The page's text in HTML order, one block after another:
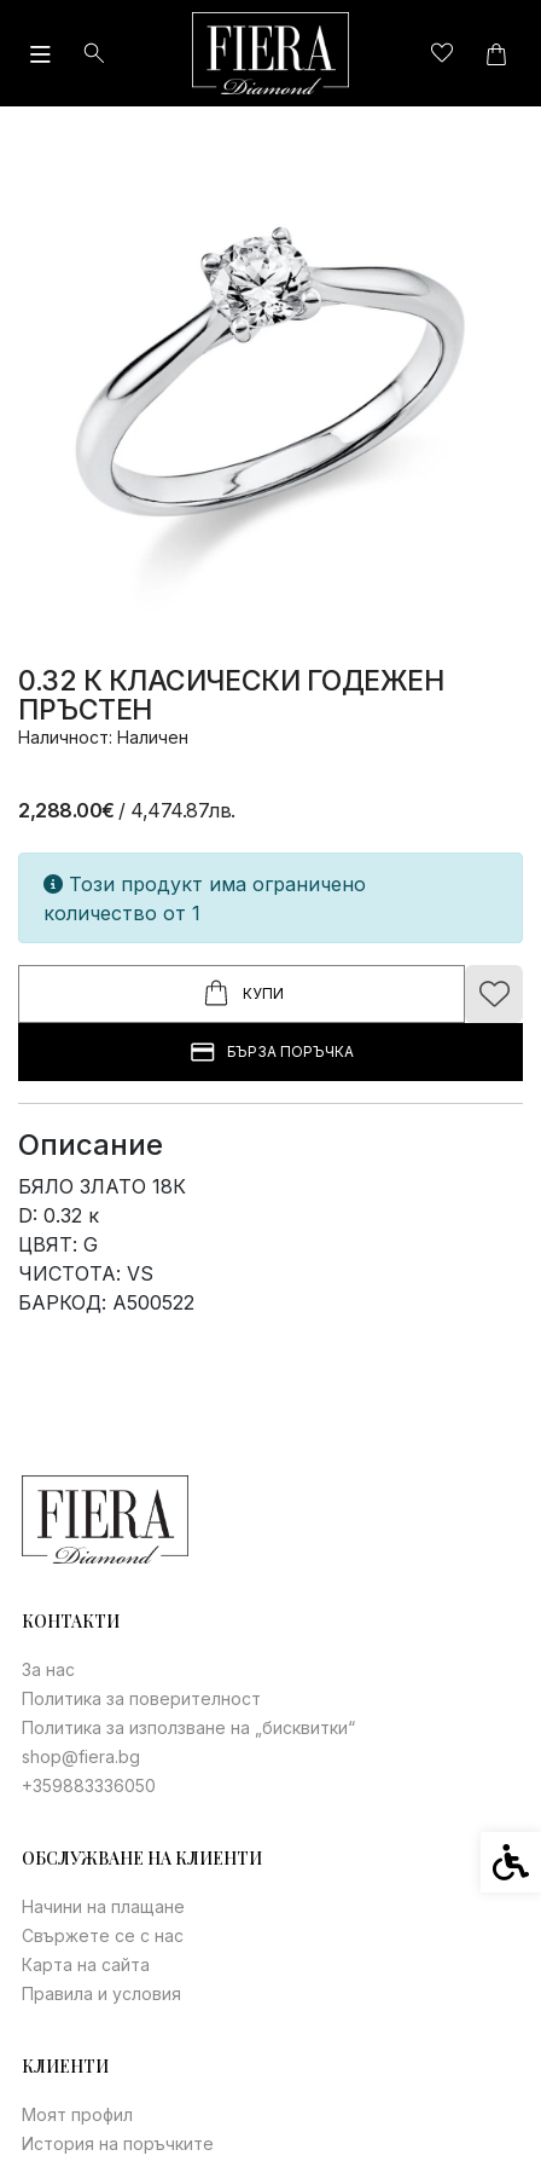
0.32 К КЛАСИЧЕСКИ ГОДЕЖЕН
ПРЪСТЕН
Наличност: Наличен
2,288.00€ / 4,474.87лв.
Този продукт има ограничено
количество от 1
КУПИ
БЪРЗА ПОРЪЧКА
Описание
БЯЛО ЗЛАТО 18К
D: 0.32 к
ЦВЯТ: G
ЧИСТОТА: VS
БАРКОД: A500522
КОНТАКТИ
За нас
Политика за поверителност
Политика за използване на „бисквитки“
shop@fiera.bg
+359883336050
ОБСЛУЖВАНЕ НА КЛИЕНТИ
Начини на плащане
Свържете се с нас
Карта на сайта
Правила и условия
КЛИЕНТИ
Моят профил
История на поръчките